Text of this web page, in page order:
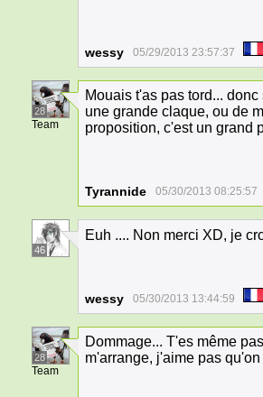
wessy 05/29/2013 23:57:37
28
Team
Mouais t'as pas tord...
une grande claque, ou de
proposition, c'est un grand
Tyrannide 05/30/2013 08:25:57
46
Euh .... Non merci XD, je
wessy 05/30/2013 13:44:59
28
Team
Dommage... T'es même
m'arrange, j'aime pas